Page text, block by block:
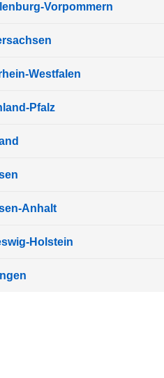
Vorpommern
Westfalen
Pfalz
Anhalt
Holstein